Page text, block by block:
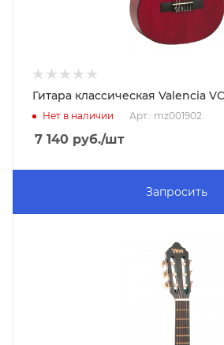
Гитара классическая Valencia
Нет в наличии Арт.: mz001902
7 140 руб./шт
Запросить